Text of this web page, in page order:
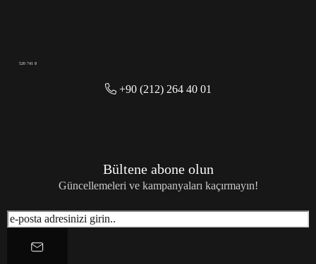
520 741 8
+90 (212) 264 40 01
Bültene abone olun
Güncellemeleri ve kampanyaları kaçırmayın!